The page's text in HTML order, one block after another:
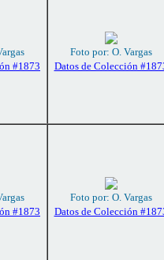
#1873
Foto por: O. Vargas
Datos de Colección
#1873
Foto por: O. Vargas
Datos de Colección